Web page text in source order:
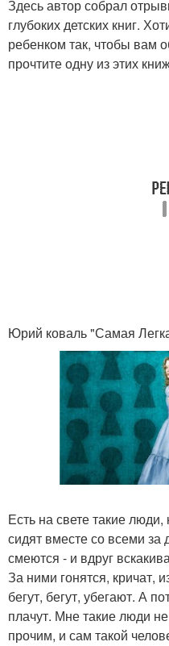
Здесь автор собрал
глубоких детских книг.
ребенком так, чтобы вам
прочтите одну из этих
Юрий коваль "Самая
Есть на свете такие
сидят вместе со всеми за
смеются - и вдруг
За ними гонятся, кричат,
бегут, бегут, убегают. А
плачут. Мне такие люди
прочим, и сам такой